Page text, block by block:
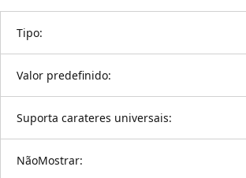
Tipo:
Valor predefinido:
Suporta carateres universais:
NãoMostrar: